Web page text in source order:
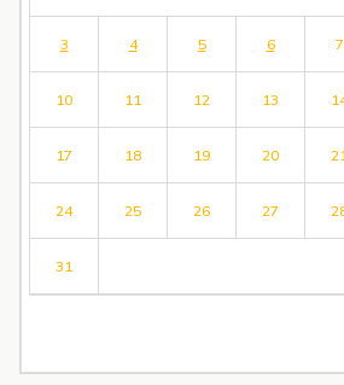
3 4 5 6 7
10 11 12 13
17 18 19 20
24 25 26 27
31